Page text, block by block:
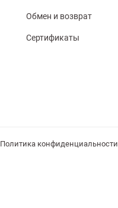
Обмен и возврат
Сертификаты
Политика конфиденциальности